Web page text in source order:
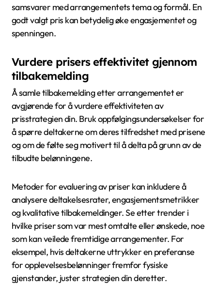
samsvarer med arrangementets tema og formål. En
godt valgt pris kan betydelig øke engasjementet og
spenningen.
Vurdere prisers effektivitet gjennom
tilbakemelding
Å samle tilbakemelding etter arrangementet er
avgjørende for å vurdere effektiviteten av
prisstrategien din. Bruk oppfølgingsundersøkelser for
å spørre deltakerne om deres tilfredshet med prisene
og om de følte seg motivert til å delta på grunn av de
tilbudte belønningene.
Metoder for evaluering av priser kan inkludere å
analysere deltakelsesrater, engasjementsmetrikker
og kvalitative tilbakemeldinger. Se etter trender i
hvilke priser som var mest omtalte eller ønskede, noe
som kan veilede fremtidige arrangementer. For
eksempel, hvis deltakerne uttrykker en preferanse
for opplevelsesbelønninger fremfor fysiske
gjenstander, juster strategien din deretter.